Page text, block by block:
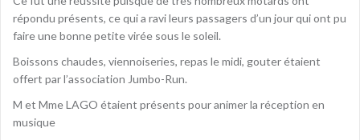
répondu présents, ce qui a ravi leurs passagers d’un jour qui ont pu
faire une bonne petite virée sous le soleil.
Boissons chaudes, viennoiseries, repas le midi, gouter étaient
offert par l’association Jumbo-Run.
M et Mme LAGO étaient présents pour animer la réception en
musique